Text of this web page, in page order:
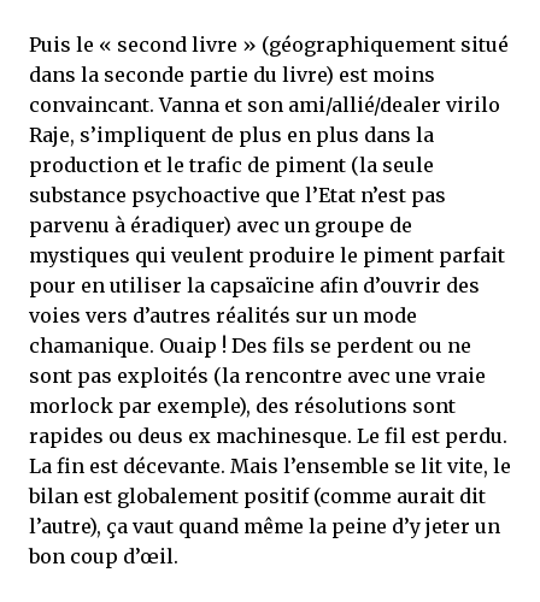
Puis le « second livre » (géographiquement situé
dans la seconde partie du livre) est moins
convaincant. Vanna et son ami/allié/dealer virilo
Raje, s’impliquent de plus en plus dans la
production et le trafic de piment (la seule
substance psychoactive que l’Etat n’est pas
parvenu à éradiquer) avec un groupe de
mystiques qui veulent produire le piment parfait
pour en utiliser la capsaïcine afin d’ouvrir des
voies vers d’autres réalités sur un mode
chamanique. Ouaip ! Des fils se perdent ou ne
sont pas exploités (la rencontre avec une vraie
morlock par exemple), des résolutions sont
rapides ou deus ex machinesque. Le fil est perdu.
La fin est décevante. Mais l’ensemble se lit vite, le
bilan est globalement positif (comme aurait dit
l’autre), ça vaut quand même la peine d’y jeter un
bon coup d’œil.